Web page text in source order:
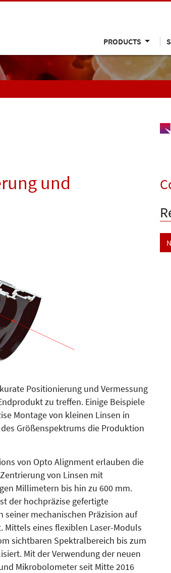
PRODUCTS
und
Po­sitionierung und Ver­mes­sung
zu treffen. Einige Beispiele
Montage von kleinen Linsen in
Größenspektrums die Produktion
von Op­to Alignment erlauben die
von Linsen mit
Millimetern bis hin zu 600 mm.
der hochpräzise gefertigte
seiner mechanischen Prä­zi­sion auf
Mittels eines flexiblen Laser-Mo­duls
sichtba­ren Spektralbereich bis zum
Mit der Verwendung der neuen
Mikro­bolo­me­ter seit Mitte 2016